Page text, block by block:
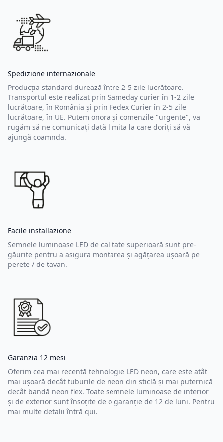
Spedizione internazionale
Producția standard durează între 2-5 zile lucrătoare.
Transportul este realizat prin Sameday curier în 1-2 zile
lucrătoare, în România și prin Fedex Curier în 2-5 zile
lucrătoare, în UE. Putem onora și comenzile "urgente", va
rugăm să ne comunicați dată limita la care doriți să vă
ajungă coamnda.
Facile installazione
Semnele luminoase LED de calitate superioară sunt pre-
găurite pentru a asigura montarea și agățarea ușoară pe
perete / de tavan.
Garanzia 12 mesi
Oferim cea mai recentă tehnologie LED neon, care este atât
mai ușoară decât tuburile de neon din sticlă și mai puternică
decât bandă neon flex. Toate semnele luminoase de interior
și de exterior sunt însoțite de o garanție de 12 de luni. Pentru
mai multe detalii întră qui.